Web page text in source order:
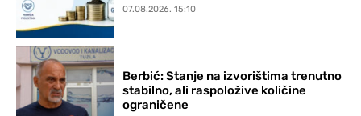
07.08.2026. 15:10
Berbić: Stanje na izvorištima trenutno
stabilno, ali raspoložive količine
ograničene